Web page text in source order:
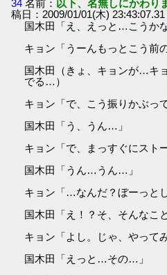
34 名前： 以下、名無しにかわり
稿日：2009/01/01(木)
国木田「え、えっと…こうかな
キョン「うーんもっとこう前
国木田（きょ、キョンが…キ
でる…）
キョン「で、こう振りかぶっ
国木田「う、うん…」
キョン「で、まっすぐにスト
国木田「うん…うん…」
キョン「…なんだ？ぼーっとし
国木田「え！？そ、そんなこ
キョン「よし。じゃ、やって
国木田「えっと…その…」